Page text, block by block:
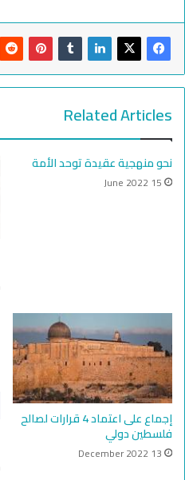
Related Articles
نحو منهجية عقيدة توحد الأمة
15 June 2022
إجماع على اعتماد 4 قرارات لصالح
فلسطين دولي
13 December 2022